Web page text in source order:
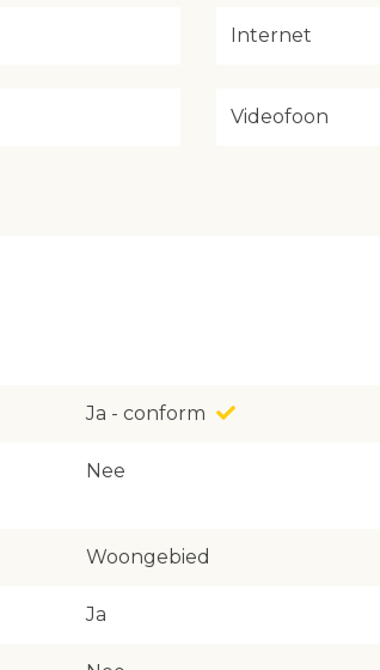
Internet
Videofoon
Ja - conform
Nee
Woongebied
Ja